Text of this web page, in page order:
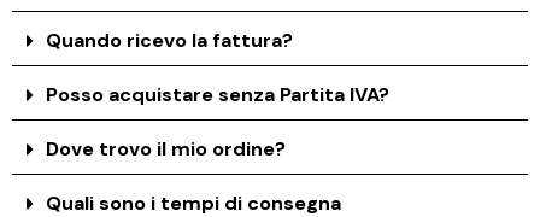
Quando ricevo la fattura?
Posso acquistare senza Partita IVA?
Dove trovo il mio ordine?
Quali sono i tempi di consegna